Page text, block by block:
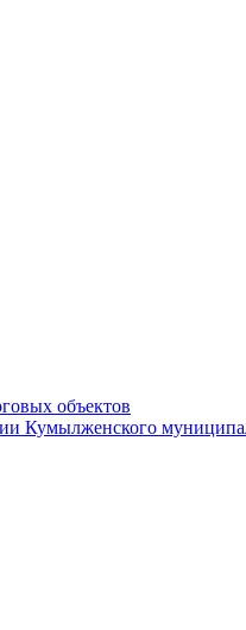
объектов
Кумылженского